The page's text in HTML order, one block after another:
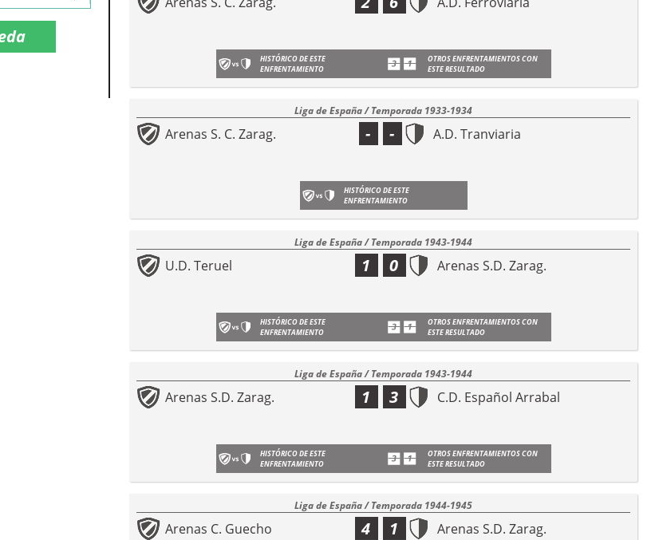
HISTÓRICO DE ESTE
ENFRENTAMIENTO
OTROS ENFRENTAMIENTOS CON
ESTE RESULTADO
Liga de España / Temporada 1933-1934
Arenas S. C. Zarag. - A.D. Tranviaria
-
HISTÓRICO DE ESTE
ENFRENTAMIENTO
Liga de España / Temporada 1943-1944
U.D. Teruel 1 Arenas S.D. Zarag.
0
HISTÓRICO DE ESTE
ENFRENTAMIENTO
OTROS ENFRENTAMIENTOS CON
ESTE RESULTADO
Liga de España / Temporada 1943-1944
Arenas S.D. Zarag. 1 C.D. Español Arrabal
3
HISTÓRICO DE ESTE
ENFRENTAMIENTO
OTROS ENFRENTAMIENTOS CON
ESTE RESULTADO
Liga de España / Temporada 1944-1945
Arenas C. Guecho 4 Arenas S.D. Zarag.
1